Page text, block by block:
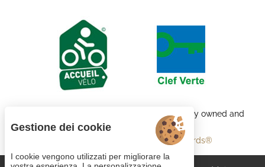
Each BWH℠ Hotels property is independently owned and
Best Western Rewards®
Gestione dei cookie
I cookie vengono utilizzati per migliorare la